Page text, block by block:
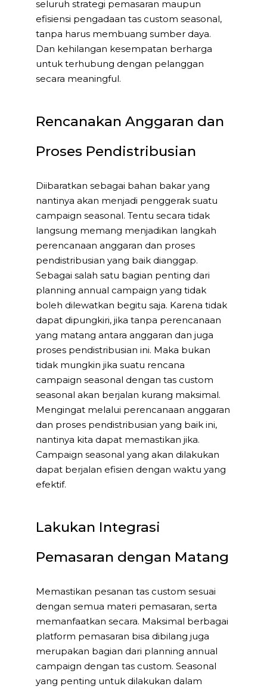
seluruh strategi pemasaran maupun
efisiensi pengadaan tas custom seasonal,
tanpa harus membuang sumber daya.
Dan kehilangan kesempatan berharga
untuk terhubung dengan pelanggan
secara meaningful.
Rencanakan Anggaran dan
Proses Pendistribusian
Diibaratkan sebagai bahan bakar yang
nantinya akan menjadi penggerak suatu
campaign seasonal. Tentu secara tidak
langsung memang menjadikan langkah
perencanaan anggaran dan proses
pendistribusian yang baik dianggap.
Sebagai salah satu bagian penting dari
planning annual campaign yang tidak
boleh dilewatkan begitu saja. Karena tidak
dapat dipungkiri, jika tanpa perencanaan
yang matang antara anggaran dan juga
proses pendistribusian ini. Maka bukan
tidak mungkin jika suatu rencana
campaign seasonal dengan tas custom
seasonal akan berjalan kurang maksimal.
Mengingat melalui perencanaan anggaran
dan proses pendistribusian yang baik ini,
nantinya kita dapat memastikan jika.
Campaign seasonal yang akan dilakukan
dapat berjalan efisien dengan waktu yang
efektif.
Lakukan Integrasi
Pemasaran dengan Matang
Memastikan pesanan tas custom sesuai
dengan semua materi pemasaran, serta
memanfaatkan secara. Maksimal berbagai
platform pemasaran bisa dibilang juga
merupakan bagian dari planning annual
campaign dengan tas custom. Seasonal
yang penting untuk dilakukan dalam